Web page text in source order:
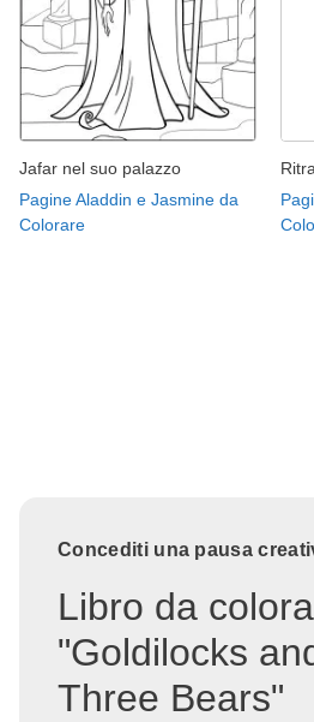
Jafar nel suo palazzo
Pagine Aladdin e Jasmine da
Colorare
Concediti una pausa
Libro da
"Goldilocks
Three Bears"